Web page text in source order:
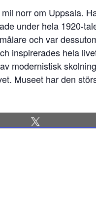
norr om Uppsala.
under hela 1920-
och var
inspirerades hela
modernistisk
Museet har den